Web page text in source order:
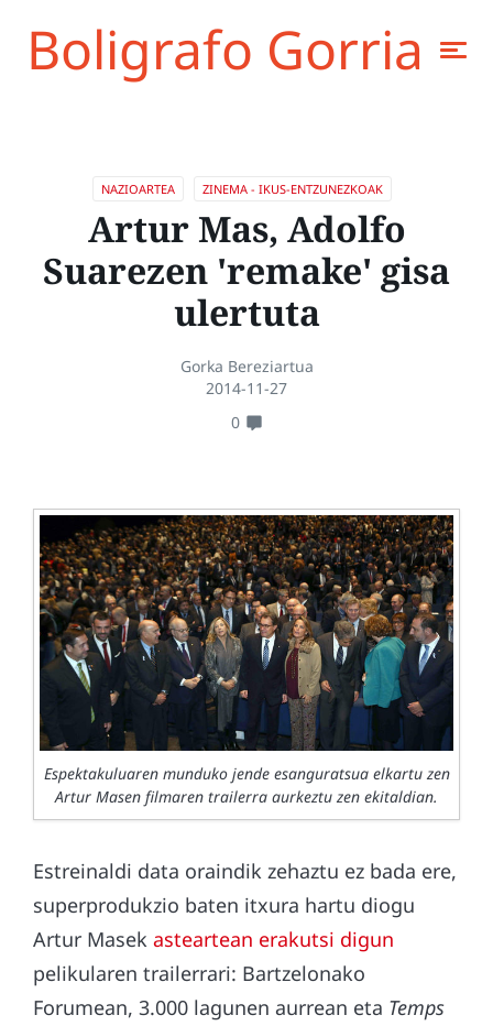
Boligrafo Gorria
NAZIOARTEA ZINEMA - IKUS-ENTZUNEZKOAK
Artur Mas, Adolfo
Suarezen 'remake' gisa
ulertuta
Gorka Bereziartua
2014-11-27
0
Espektakuluaren munduko jende esanguratsua elkartu zen
Artur Masen filmaren trailerra aurkeztu zen ekitaldian.
Estreinaldi data oraindik zehaztu ez bada ere,
superprodukzio baten itxura hartu diogu
Artur Masek asteartean erakutsi digun
pelikularen trailerrari: Bartzelonako
Forumean, 3.000 lagunen aurrean eta Temps